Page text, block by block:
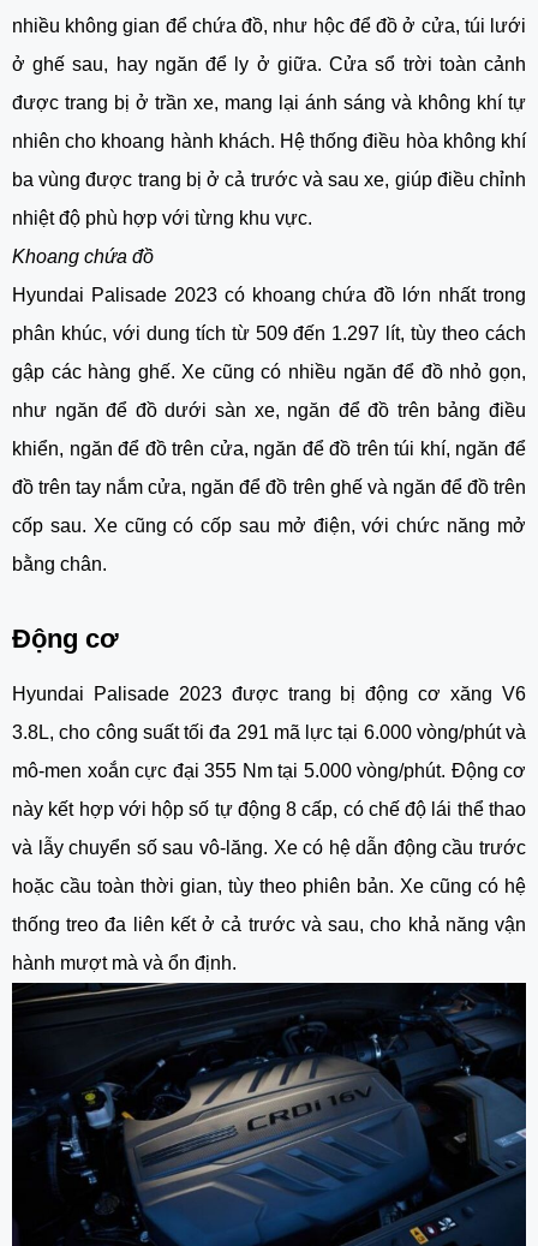
nhiều không gian để chứa đồ, như hộc để đồ ở cửa, túi lưới
ở ghế sau, hay ngăn để ly ở giữa. Cửa sổ trời toàn cảnh
được trang bị ở trần xe, mang lại ánh sáng và không khí tự
nhiên cho khoang hành khách. Hệ thống điều hòa không khí
ba vùng được trang bị ở cả trước và sau xe, giúp điều chỉnh
nhiệt độ phù hợp với từng khu vực.
Khoang chứa đồ
Hyundai Palisade 2023 có khoang chứa đồ lớn nhất trong
phân khúc, với dung tích từ 509 đến 1.297 lít, tùy theo cách
gập các hàng ghế. Xe cũng có nhiều ngăn để đồ nhỏ gọn,
như ngăn để đồ dưới sàn xe, ngăn để đồ trên bảng điều
khiển, ngăn để đồ trên cửa, ngăn để đồ trên túi khí, ngăn để
đồ trên tay nắm cửa, ngăn để đồ trên ghế và ngăn để đồ trên
cốp sau. Xe cũng có cốp sau mở điện, với chức năng mở
bằng chân.
Động cơ
Hyundai Palisade 2023 được trang bị động cơ xăng V6
3.8L, cho công suất tối đa 291 mã lực tại 6.000 vòng/phút và
mô-men xoắn cực đại 355 Nm tại 5.000 vòng/phút. Động cơ
này kết hợp với hộp số tự động 8 cấp, có chế độ lái thể thao
và lẫy chuyển số sau vô-lăng. Xe có hệ dẫn động cầu trước
hoặc cầu toàn thời gian, tùy theo phiên bản. Xe cũng có hệ
thống treo đa liên kết ở cả trước và sau, cho khả năng vận
hành mượt mà và ổn định.